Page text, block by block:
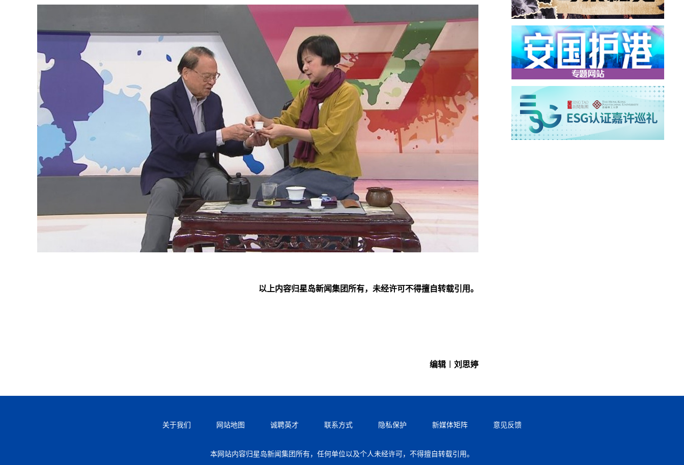
以上内容归星岛新闻集团所有，未经许可不得擅自转载引用。
编辑︱刘思婷
关于我们 网站地图 诚聘英才 联系方式 隐私保护 新媒体矩阵 意见反馈
本网站内容归星岛新闻集团所有，任何单位以及个人未经许可，不得擅自转载引用。